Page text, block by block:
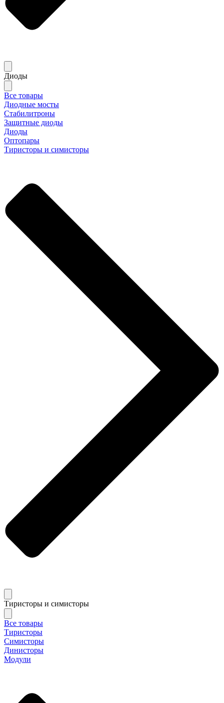
Диоды
Все товары
Диодные мосты
Стабилитроны
Защитные диоды
Диоды
Оптопары
Тиристоры и симисторы
Тиристоры и симисторы
Все товары
Тиристоры
Симисторы
Динисторы
Модули